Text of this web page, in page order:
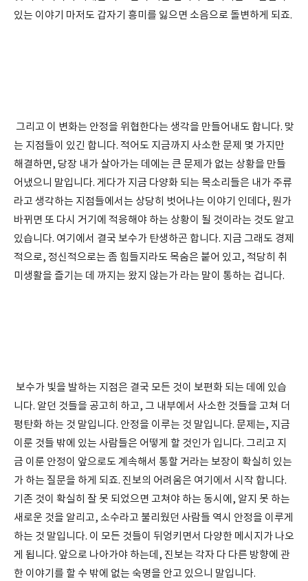
있는 이야기 마저도 갑자기 흥미를 잃으면 소음으로 돌변하게 되죠.
그리고 이 변화는 안정을 위협한다는 생각을 만들어내도 합니다. 맞
는 지점들이 있긴 합니다. 적어도 지금까지 사소한 문제 몇 가지만
해결하면, 당장 내가 살아가는 데에는 큰 문제가 없는 상황을 만들
어냈으니 말입니다. 게다가 지금 다양화 되는 목소리들은 내가 주류
라고 생각하는 지점들에서는 상당히 벗어나는 이야기 인데다, 뭔가
바뀌면 또 다시 거기에 적응해야 하는 상황이 될 것이라는 것도 알고
있습니다. 여기에서 결국 보수가 탄생하곤 합니다. 지금 그래도 경제
적으로, 정신적으로는 좀 힘들지라도 목숨은 붙어 있고, 적당히 취
미생활을 즐기는 데 까지는 왔지 않는가 라는 말이 통하는 겁니다.
보수가 빛을 발하는 지점은 결국 모든 것이 보편화 되는 데에 있습
니다. 알던 것들을 공고히 하고, 그 내부에서 사소한 것들을 고쳐 더
평탄화 하는 것 말입니다. 안정을 이루는 것 말입니다. 문제는, 지금
이룬 것들 밖에 있는 사람들은 어떻게 할 것인가 입니다. 그리고 지
금 이룬 안정이 앞으로도 계속해서 통할 거라는 보장이 확실히 있는
가 하는 질문을 하게 되죠. 진보의 어려움은 여기에서 시작 합니다.
기존 것이 확실히 잘 못 되었으면 고쳐야 하는 동시에, 알지 못 하는
새로운 것을 알리고, 소수라고 불리웠던 사람들 역시 안정을 이루게
하는 것 말입니다. 이 모든 것들이 뒤엉키면서 다양한 메시지가 나오
게 됩니다. 앞으로 나아가야 하는데, 진보는 각자 다 다른 방향에 관
한 이야기를 할 수 밖에 없는 숙명을 안고 있으니 말입니다.